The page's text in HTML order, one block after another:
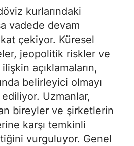
kurlarındaki
vadede devam
çekiyor. Küresel
jeopolitik riskler ve
açıklamaların,
belirleyici olmayı
Uzmanlar,
bireyler ve şirketlerin
karşı temkinli
vurguluyor. Genel